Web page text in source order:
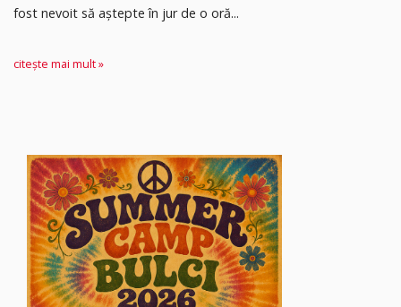
fost nevoit să aștepte în jur de o oră...
citește mai mult »